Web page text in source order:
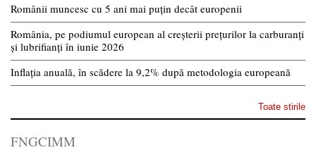
Românii muncesc cu 5 ani mai puțin decât europenii
România, pe podiumul european al creșterii prețurilor la carburanți
și lubrifianți în iunie 2026
Inflația anuală, în scădere la 9,2% după metodologia europeană
Toate stirile
FNGCIMM